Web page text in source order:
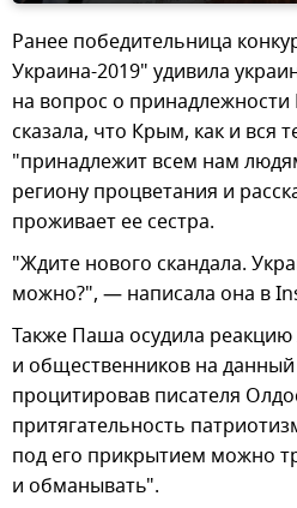
Ранее победительница
Украина-2019" удивила
на вопрос о
сказала, что Крым, как и вся
"принадлежит всем нам
региону процветания и
проживает ее сестра.
"Ждите нового скандала.
можно?", — написала она в
Также Паша осудила
и общественников на
процитировав писателя
притягательность
под его прикрытием можно
и обманывать".